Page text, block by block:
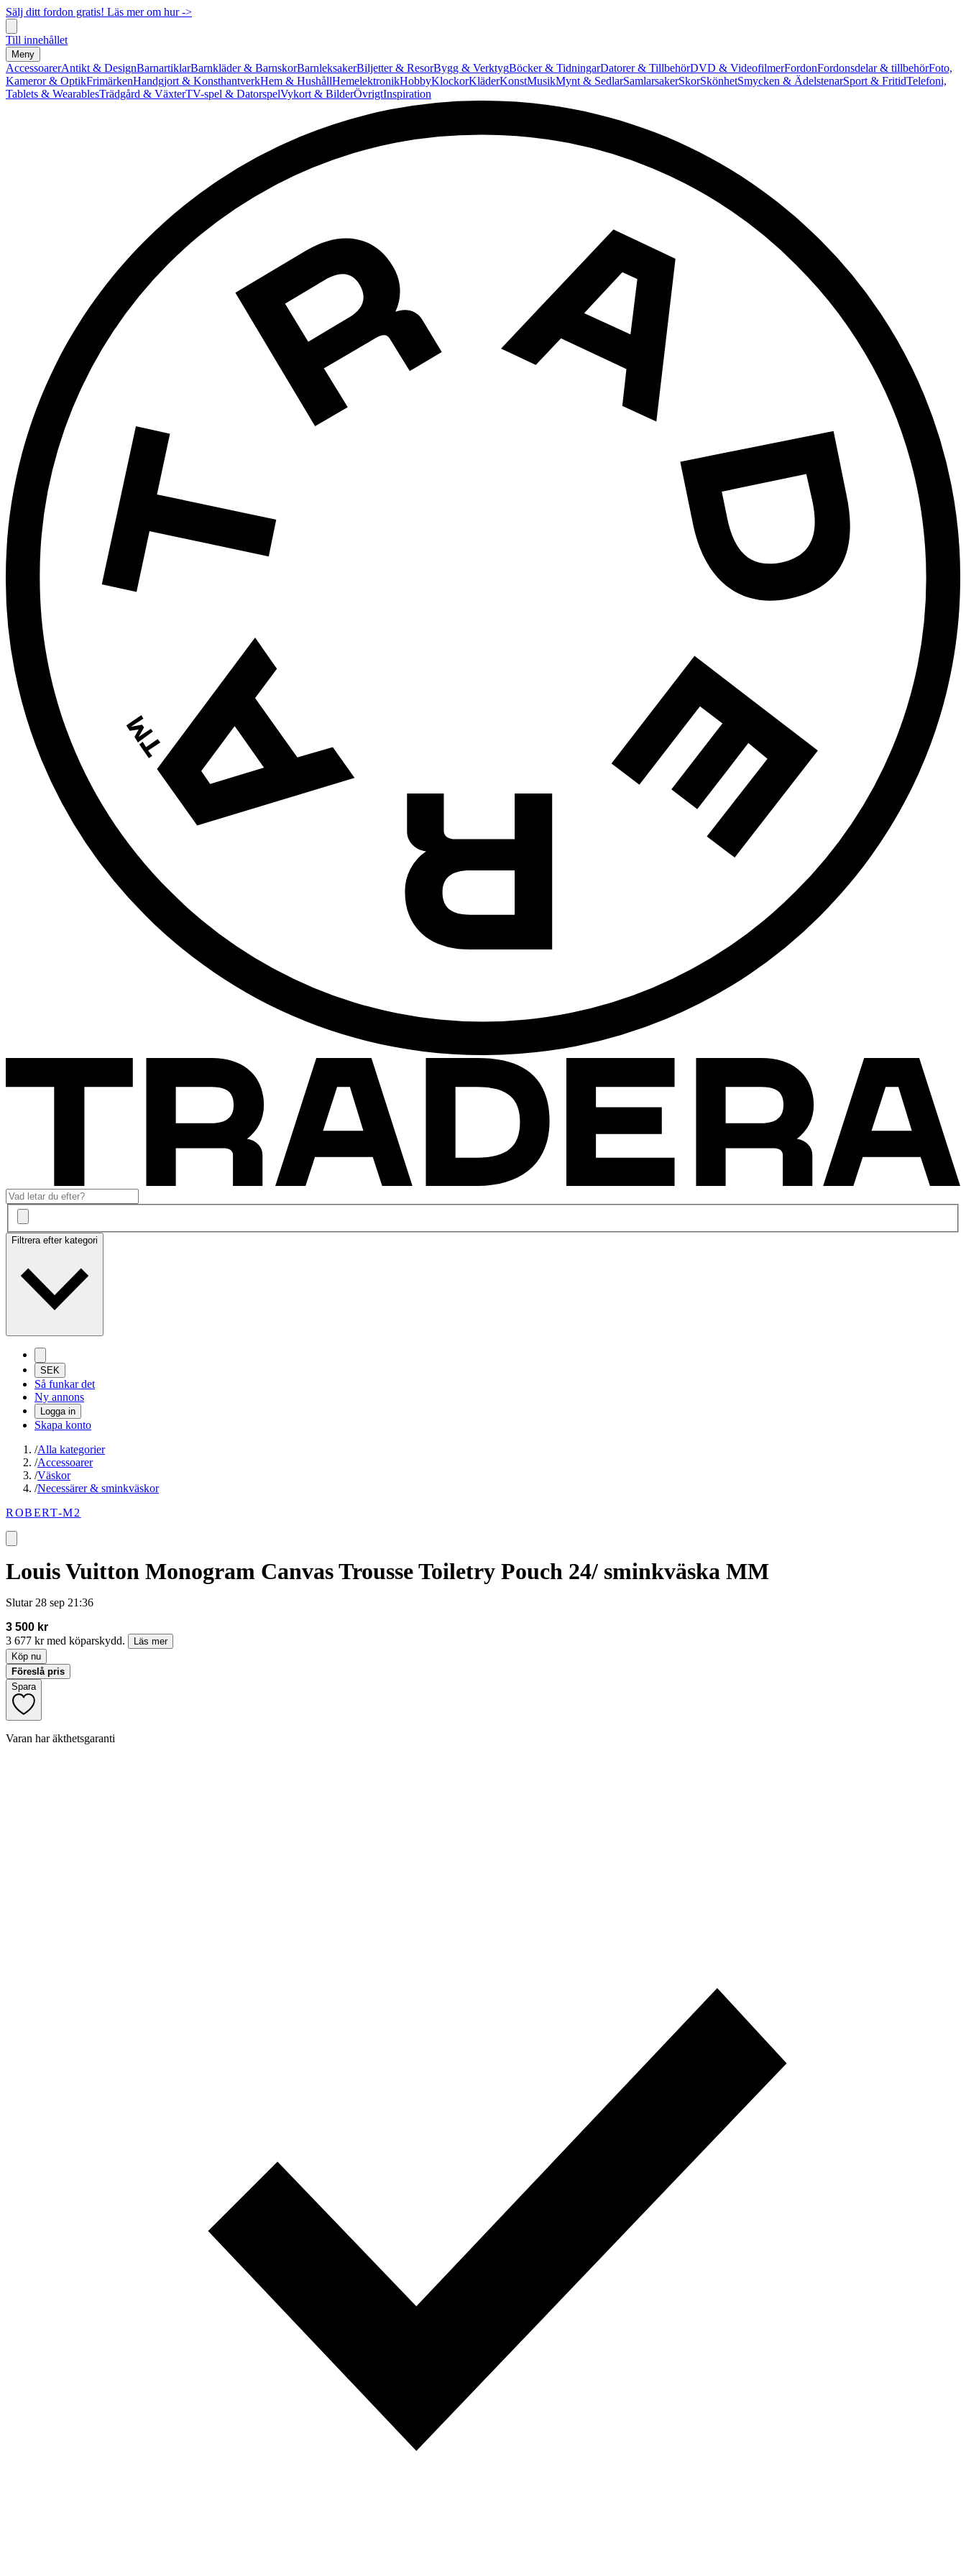
Sälj ditt fordon gratis! Läs mer om hur ->
Till innehållet
Meny
AccessoarerAntikt & DesignBarnartiklarBarnkläder & BarnskorBarnleksakerBiljetter & ResorBygg & VerktygBöcker & TidningarDatorer & TillbehörDVD & VideofilmerFordonFordonsdelar & tillbehörFoto,
Kameror & OptikFrimärkenHandgjort & KonsthantverkHem & HushållHemelektronikHobbyKlockorKläderKonstMusikMynt & SedlarSamlarsakerSkorSkönhetSmycken & ÄdelstenarSport & FritidTelefoni,
Tablets & WearablesTrädgård & VäxterTV-spel & DatorspelVykort & BilderÖvrigtInspiration
Filtrera efter kategori
SEK
Så funkar det
Ny annons
Logga in
Skapa konto
/Alla kategorier
/Accessoarer
/Väskor
/Necessärer & sminkväskor
ROBERT-M2
Louis Vuitton Monogram Canvas Trousse Toiletry Pouch 24/ sminkväska MM
Slutar 28 sep 21:36
3 500 kr
3 677 kr med köparskydd.
Läs mer
Köp nu
Föreslå pris
Spara
Varan har äkthetsgaranti